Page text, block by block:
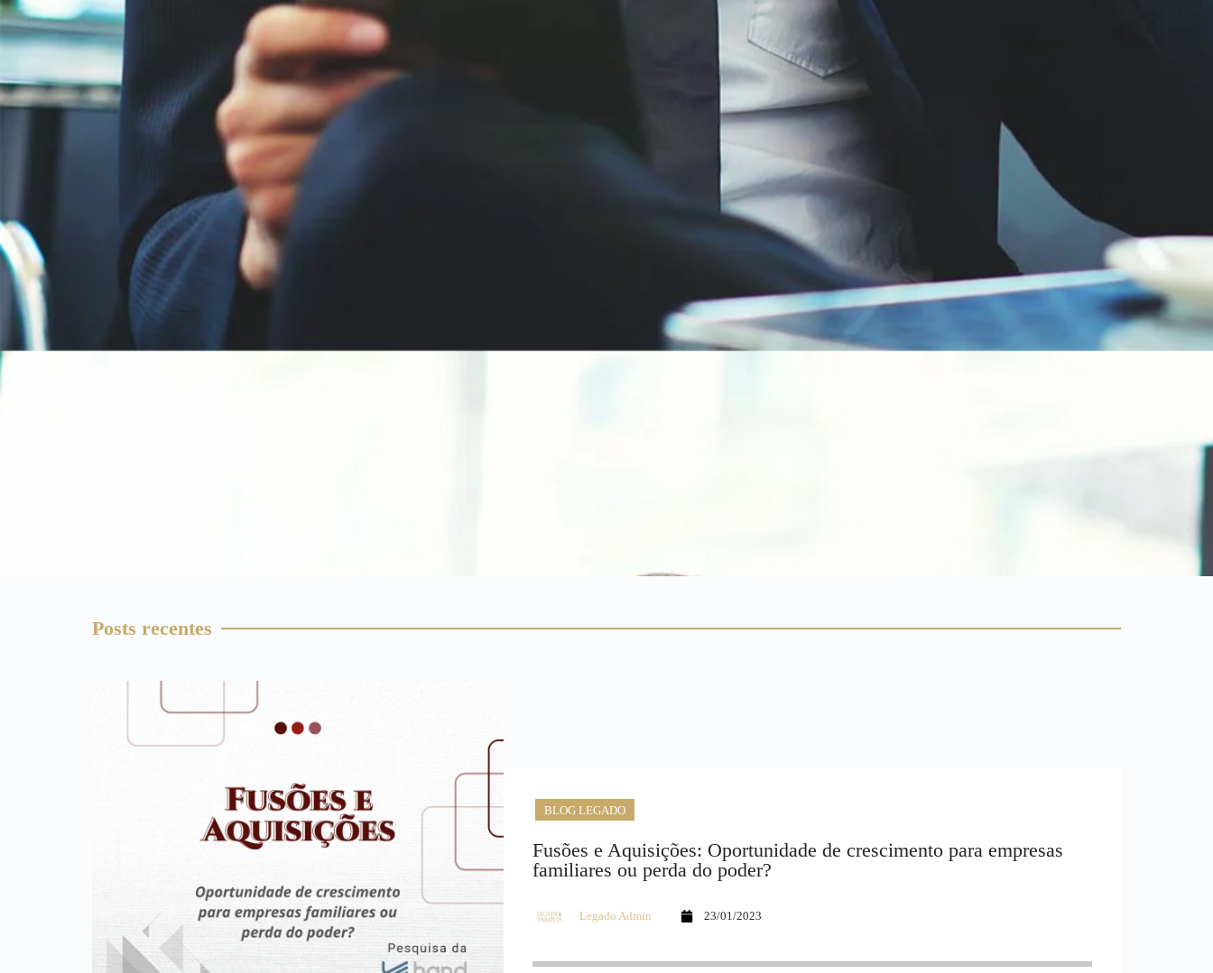
Posts recentes
BLOG LEGADO
Fusões e Aquisições: Oportunidade de crescimento para empresas
familiares ou perda do poder?
Legado Admin 23/01/2023